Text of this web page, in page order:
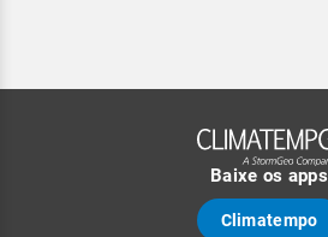
Baixe os apps
Climatempo